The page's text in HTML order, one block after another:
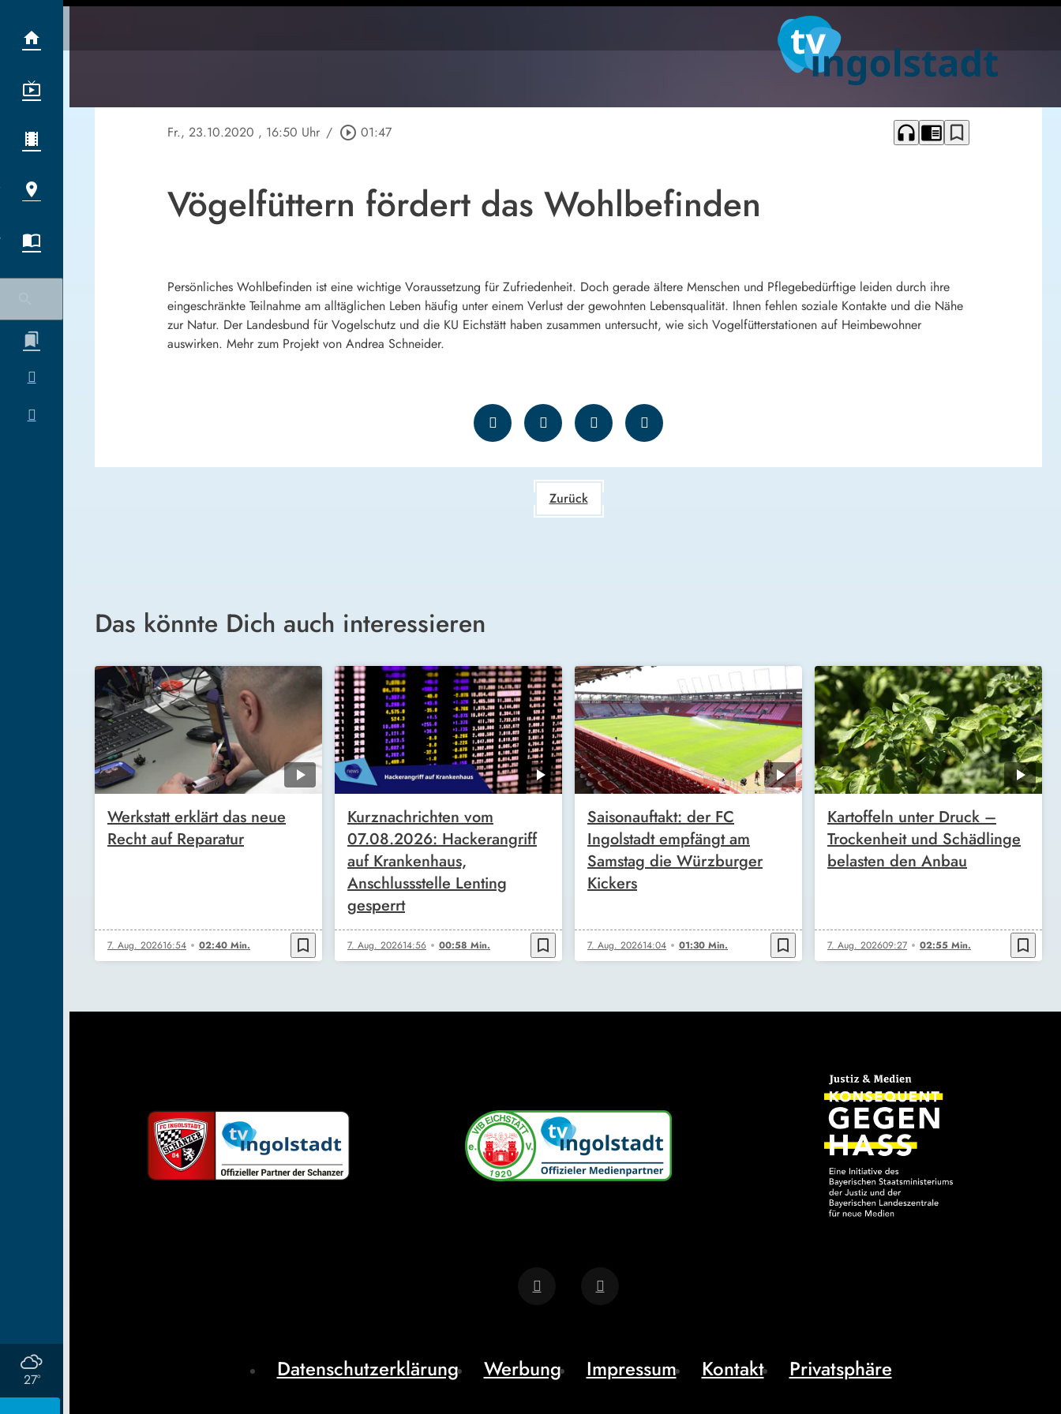
27°
Fr., 23.10.2020 , 16:50 Uhr / play_circle_outline 01:47 headphones chrome_reader_mode bookmark_border
Vögelfüttern fördert das Wohlbefinden
Persönliches Wohlbefinden ist eine wichtige Voraussetzung für Zufriedenheit. Doch gerade ältere Menschen und Pflegebedürftige leiden durch ihre
eingeschränkte Teilnahme am alltäglichen Leben häufig unter einem Verlust der gewohnten Lebensqualität. Ihnen fehlen soziale Kontakte und die Nähe
zur Natur. Der Landesbund für Vogelschutz und die KU Eichstätt haben zusammen untersucht, wie sich Vogelfütterstationen auf Heimbewohner
auswirken. Mehr zum Projekt von Andrea Schneider.
Zurück
Das könnte Dich auch interessieren
Werkstatt erklärt das neue
Recht auf Reparatur
7. Aug. 202616:54 02:40 Min. bookmark_border
Kurznachrichten vom
07.08.2026: Hackerangriff
auf Krankenhaus,
Anschlussstelle Lenting
gesperrt
7. Aug. 202614:56 00:58 Min. bookmark_border
Saisonauftakt: der FC
Ingolstadt empfängt am
Samstag die Würzburger
Kickers
7. Aug. 202614:04 01:30 Min. bookmark_border
Kartoffeln unter Druck –
Trockenheit und Schädlinge
belasten den Anbau
7. Aug. 202609:27 02:55 Min. bookmark_border
Datenschutzerklärung Werbung Impressum Kontakt Privatsphäre